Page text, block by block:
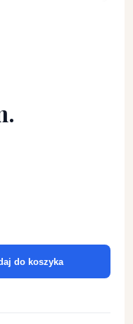
56 cm.
do koszyka